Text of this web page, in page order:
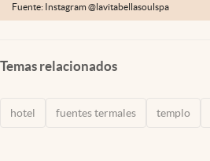
Fuente: Instagram @lavitabellasoulspa
Temas relacionados
hotel fuentes termales templo